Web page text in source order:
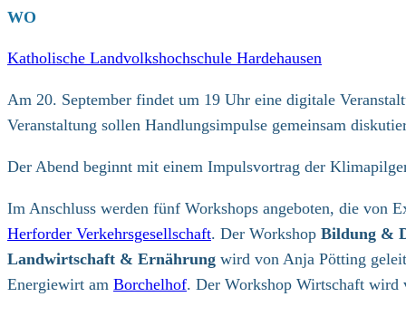
WO
Katholische Landvolkshochschule Hardehausen
Am 20. September findet um 19 Uhr eine digitale
Veranstaltung sollen Handlungsimpulse gemeinsam
Der Abend beginnt mit einem Impulsvortrag der
Im Anschluss werden fünf Workshops angeboten, die von
Herforder Verkehrsgesellschaft. Der Workshop Bildung &
Landwirtschaft & Ernährung wird von Anja Pötting
Energiewirt am Borchelhof. Der Workshop Wirtschaft